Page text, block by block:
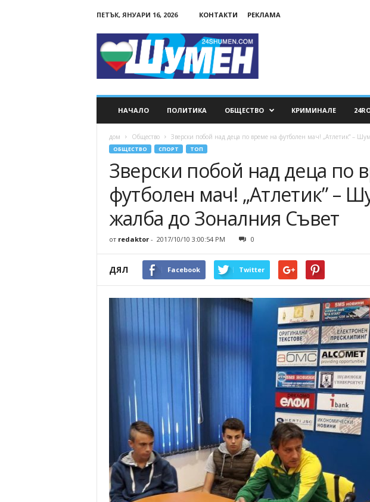
ПЕТЪК, ЯНУАРИ 16, 2026 КОНТАКТИ РЕКЛАМА
НАЧАЛО ПОЛИТИКА ОБЩЕСТВО КРИМИНАЛЕ
дом Общество Зверски побой над деца по време на футболен мач! „Атлетик” –
ОБЩЕСТВО СПОРТ ТОП
Зверски побой над деца по
футболен мач! „Атлетик” –
жалба до Зоналния Съвет
от redaktor- 2017/10/10 3:00:54 PM 0
ДЯЛ Facebook Twitter